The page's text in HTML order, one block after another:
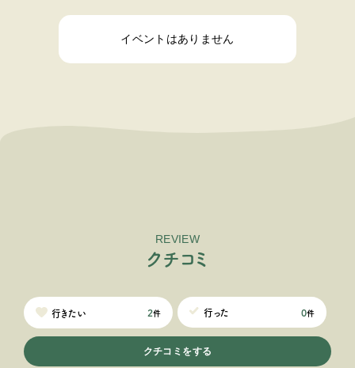
イベントはありません
REVIEW
ク チ コ ミ
行きたい 2件 行った 0件
クチコミをする